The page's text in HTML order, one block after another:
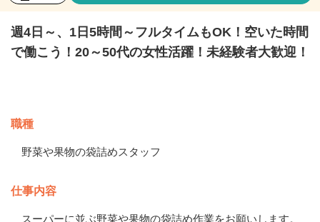
週4日～、1日5時間～フルタイムもOK！空いた時間
で働こう！20～50代の女性活躍！未経験者大歓迎！
職種
野菜や果物の袋詰めスタッフ
仕事内容
スーパーに並ぶ野菜や果物の袋詰め作業をお願いします。